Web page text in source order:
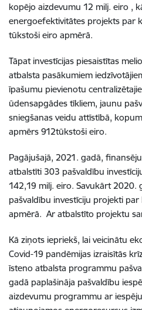
kopējo aizdevumu 12 milj. eiro ,
energoefektivitātes projekts par
tūkstoši eiro apmērā.
Tāpat investīcijas piesaistītas
atbalsta pasākumiem
īpašumu pievienotu
ūdensapgādes tīkliem, jaunu
sniegšanas veidu attīstībā,
apmērs 912tūkstoši eiro.
Pagājušajā, 2021. gadā,
atbalstīti 303 pašvaldību
142,19 milj. eiro. Savukārt 2020.
pašvaldību investīciju projekti par
apmērā. Ar atbalstīto projektu
Kā ziņots iepriekš, lai veicinātu
Covid-19 pandēmijas izraisītās
īsteno atbalsta programmu
gadā paplašināja pašvaldību
aizdevumu programmu ar